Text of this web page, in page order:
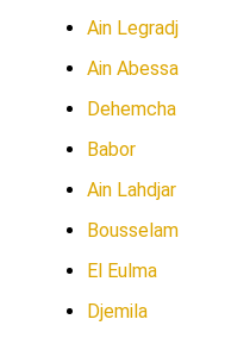
Ain Legradj
Ain Abessa
Dehemcha
Babor
Ain Lahdjar
Bousselam
El Eulma
Djemila